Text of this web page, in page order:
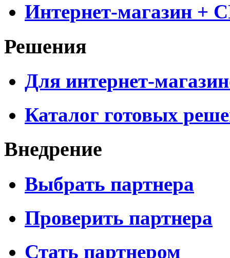
Интернет-магазин +
Решения
Для интернет-
Каталог готовых
Внедрение
Выбрать партнера
Проверить партнера
Стать партнером